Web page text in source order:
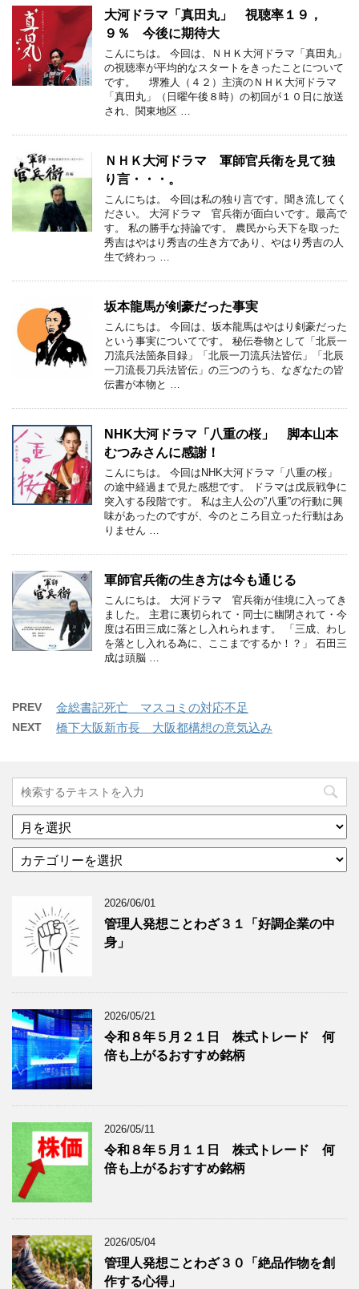
大河ドラマ「真田丸」 視聴率１９，
９％ 今後に期待大
こんにちは。 今回は、ＮＨＫ大河ドラマ「真田丸」
の視聴率が平均的なスタートをきったことについて
です。 堺雅人（４２）主演のＮＨＫ大河ドラマ
「真田丸」（日曜午後８時）の初回が１０日に放送
され、関東地区 …
ＮＨＫ大河ドラマ 軍師官兵衛を見て独
り言・・・。
こんにちは。 今回は私の独り言です。聞き流してく
ださい。 大河ドラマ 官兵衛が面白いです。最高で
す。 私の勝手な持論です。 農民から天下を取った
秀吉はやはり秀吉の生き方であり、やはり秀吉の人
生で終わっ …
坂本龍馬が剣豪だった事実
こんにちは。 今回は、坂本龍馬はやはり剣豪だった
という事実についてです。 秘伝巻物として「北辰一
刀流兵法箇条目録」「北辰一刀流兵法皆伝」「北辰
一刀流長刀兵法皆伝」の三つのうち、なぎなたの皆
伝書が本物と …
NHK大河ドラマ「八重の桜」 脚本山本
むつみさんに感謝！
こんにちは。 今回はNHK大河ドラマ「八重の桜」
の途中経過まで見た感想です。 ドラマは戊辰戦争に
突入する段階です。 私は主人公の”八重”の行動に興
味があったのですが、今のところ目立った行動はあ
りません …
軍師官兵衛の生き方は今も通じる
こんにちは。 大河ドラマ 官兵衛が佳境に入ってき
ました。 主君に裏切られて・同士に幽閉されて・今
度は石田三成に落とし入れられます。 「三成、わし
を落とし入れる為に、ここまでするか！？」 石田三
成は頭脳 …
PREV 金総書記死亡 マスコミの対応不足
NEXT 橋下大阪新市長 大阪都構想の意気込み
ア
ー
イ
グ
記
事
を
表
示
テ
ー
グ
記
事
を
表
示
2026/06/01
管理人発想ことわざ３１「好調企業の中
身」
2026/05/21
令和８年５月２１日 株式トレード 何
倍も上がるおすすめ銘柄
2026/05/11
令和８年５月１１日 株式トレード 何
倍も上がるおすすめ銘柄
2026/05/04
管理人発想ことわざ３０「絶品作物を創
作する心得」